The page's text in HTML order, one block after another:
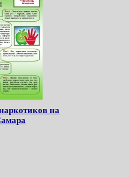
на